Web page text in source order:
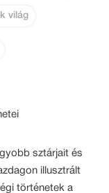
világ
sztárjait és
illusztrált
történetek a